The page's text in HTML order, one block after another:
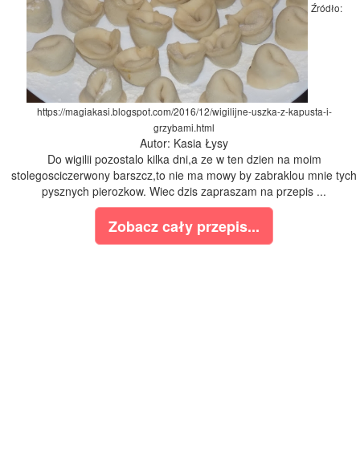
Źródło:
https://magiakasi.blogspot.com/2016/12/wigilijne-uszka-z-kapusta-i-
grzybami.html
Autor: Kasia Łysy
Do wigilii pozostalo kilka dni,a ze w ten dzien na moim
stolegosciczerwony barszcz,to nie ma mowy by zabraklou mnie tych
pysznych pierozkow. Wiec dzis zapraszam na przepis ...
Zobacz cały przepis...